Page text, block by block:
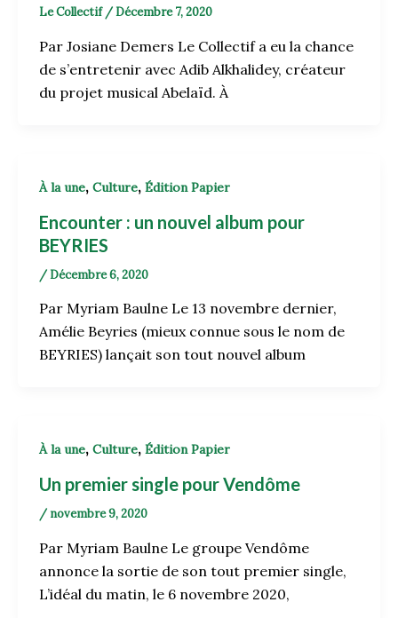
Le Collectif/Décembre 7, 2020
Par Josiane Demers Le Collectif a eu la chance
de s’entretenir avec Adib Alkhalidey, créateur
du projet musical Abelaïd. À
À la une, Culture, Édition Papier
Encounter : un nouvel album pour
BEYRIES
/Décembre 6, 2020
Par Myriam Baulne Le 13 novembre dernier,
Amélie Beyries (mieux connue sous le nom de
BEYRIES) lançait son tout nouvel album
À la une, Culture, Édition Papier
Un premier single pour Vendôme
/ novembre 9, 2020
Par Myriam Baulne Le groupe Vendôme
annonce la sortie de son tout premier single,
L’idéal du matin, le 6 novembre 2020,